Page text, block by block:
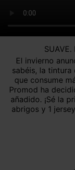
SUAVE.
El invierno anuncia una vuelta a los orígenes. Ya lo
sabéis, la tintura
que consume
Promod ha
añadido. ¡Sé la
abrigos y 1